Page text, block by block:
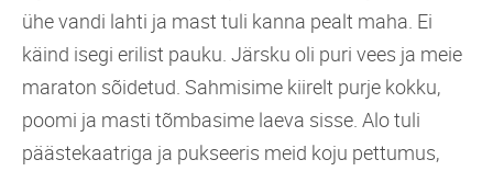
ühe vandi lahti ja mast tuli kanna pealt maha. Ei
käind isegi erilist pauku. Järsku oli puri vees ja meie
maraton sõidetud. Sahmisime kiirelt purje kokku,
poomi ja masti tõmbasime laeva sisse. Alo tuli
päästekaatriga ja pukseeris meid koju pettumus,